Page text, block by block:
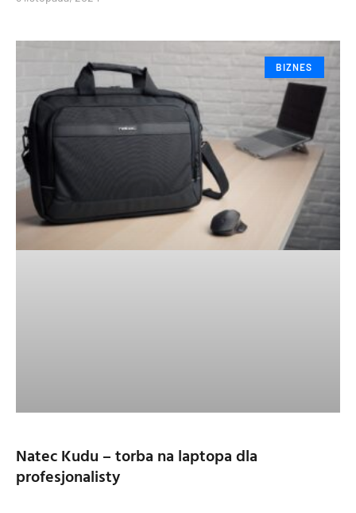
BIZNES
Natec Kudu – torba na laptopa dla
profesjonalisty